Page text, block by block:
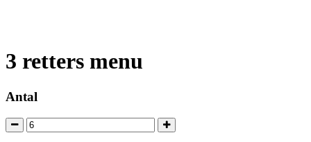
3 retters menu
Antal